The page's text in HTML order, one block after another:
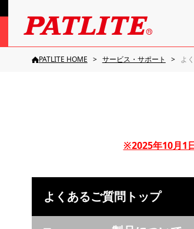
PATLITE HOME サービス・サポート よ
※2025年10月1
よくあるご質問トップ